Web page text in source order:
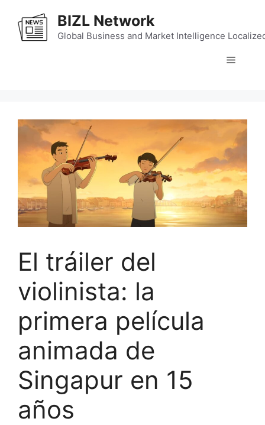
content
BIZL Network
Global Business and Market Intelligence
Menu
El tráiler del
violinista: la
primera película
animada de
Singapur en 15
años